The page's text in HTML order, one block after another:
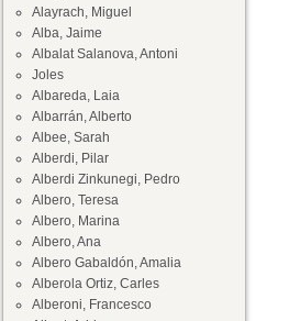
Alayrach, Miguel
Alba, Jaime
Albalat Salanova, Antoni
Joles
Albareda, Laia
Albarrán, Alberto
Albee, Sarah
Alberdi, Pilar
Alberdi Zinkunegi, Pedro
Albero, Teresa
Albero, Marina
Albero, Ana
Albero Gabaldón, Amalia
Alberola Ortiz, Carles
Alberoni, Francesco